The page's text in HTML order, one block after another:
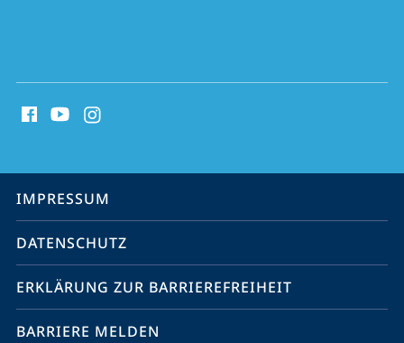
Media
Service-
Navigation
IMPRESSUM
DATENSCHUTZ
ERKLÄRUNG ZUR BARRIEREFREIHEIT
BARRIERE MELDEN